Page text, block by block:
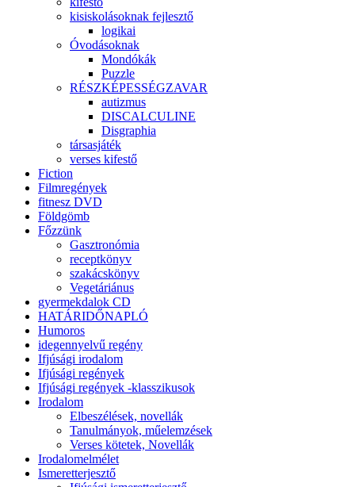
kisiskolásoknak fejlesztő
logikai
Óvodásoknak
Mondókák
Puzzle
RÉSZKÉPESSÉGZAVAR
autizmus
DISCALCULINE
Disgraphia
társasjáték
verses kifestő
Fiction
Filmregények
fitnesz DVD
Földgömb
Főzzünk
Gasztronómia
receptkönyv
szakácskönyv
Vegetáriánus
gyermekdalok CD
HATÁRIDŐNAPLÓ
Humoros
idegennyelvű regény
Ifjúsági irodalom
Ifjúsági regények
Ifjúsági regények -klasszikusok
Irodalom
Elbeszélések, novellák
Tanulmányok, műelemzések
Verses kötetek, Novellák
Irodalomelmélet
Ismeretterjesztő